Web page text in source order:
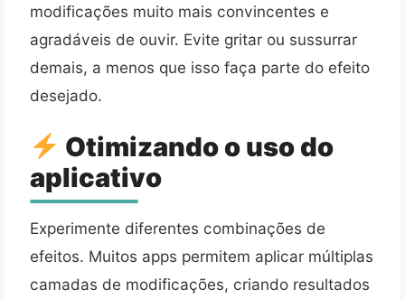
modificações muito mais convincentes e
agradáveis de ouvir. Evite gritar ou sussurrar
demais, a menos que isso faça parte do efeito
desejado.
Otimizando o uso do
aplicativo
Experimente diferentes combinações de
efeitos. Muitos apps permitem aplicar múltiplas
camadas de modificações, criando resultados